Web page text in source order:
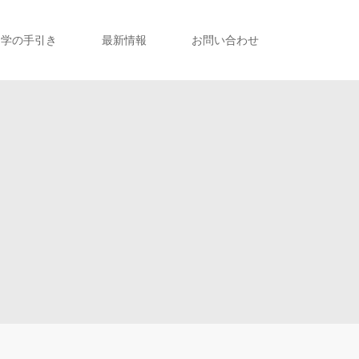
の手引き 最新情報 お問い合わせ